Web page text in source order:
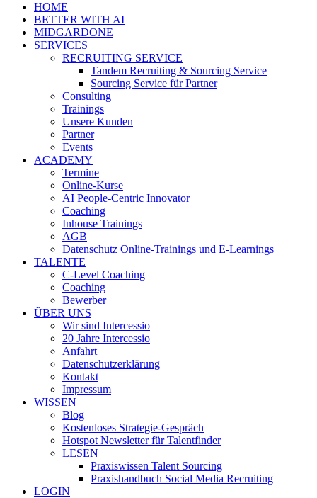
HOME
BETTER WITH AI
MIDGARDONE
SERVICES
RECRUITING SERVICE
Tandem Recruiting & Sourcing Service
Sourcing Service für Partner
Consulting
Trainings
Unsere Kunden
Partner
Events
ACADEMY
Termine
Online-Kurse
AI People-Centric Innovator
Coaching
Inhouse Trainings
AGB
Datenschutz Online-Trainings und E-Learnings
TALENTE
C-Level Coaching
Coaching
Bewerber
ÜBER UNS
Wir sind Intercessio
20 Jahre Intercessio
Anfahrt
Datenschutzerklärung
Kontakt
Impressum
WISSEN
Blog
Kostenloses Strategie-Gespräch
Hotspot Newsletter für Talentfinder
LESEN
Praxiswissen Talent Sourcing
Praxishandbuch Social Media Recruiting
LOGIN